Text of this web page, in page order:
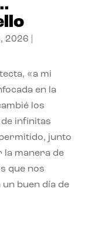
2026
«a mi
en la
los
infinitas
junto
la manera de
que nos
buen día de